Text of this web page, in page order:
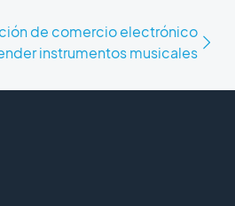
de comercio electrónico
instrumentos musicales